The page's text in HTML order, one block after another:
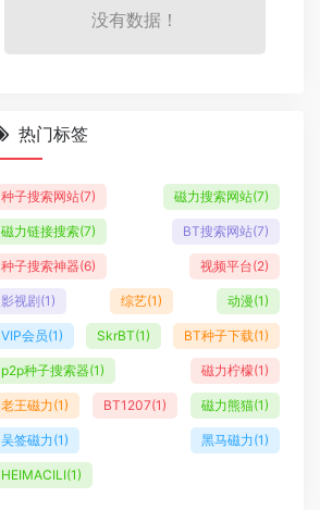
没有数据！
热门标签
种子搜索网站(7) 磁力搜索网站(7)
磁力链接搜索(7) BT搜索网站(7)
种子搜索神器(6) 视频平台(2)
影视剧(1) 综艺(1) 动漫(1)
VIP会员(1) SkrBT(1) BT种子下载(1)
p2p种子搜索器(1) 磁力柠檬(1)
老王磁力(1) BT1207(1) 磁力熊猫(1)
吴签磁力(1) 黑马磁力(1)
HEIMACILI(1)